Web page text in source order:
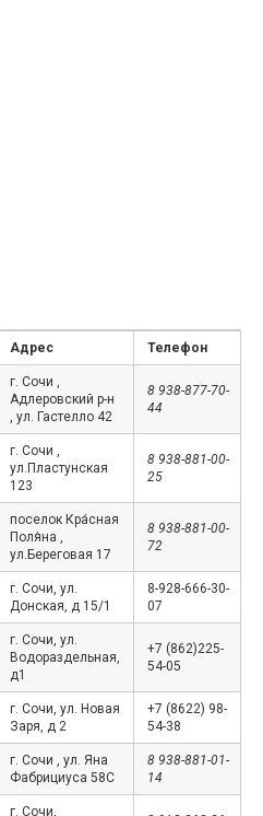
Адрес Телефон
г. Сочи ,
Адлеровский р-н
, ул. Гастелло 42
8 938-877-70-
44
г. Сочи ,
ул.Пластунская
123
8 938-881-00-
25
поселок Кра́сная
Поля́на ,
ул.Береговая 17
8 938-881-00-
72
г. Сочи, ул.
Донская, д 15/1
8-928-666-30-
07
г. Сочи, ул.
Водораздельная,
д1
+7 (862)225-
54-05
г. Сочи, ул. Новая
Заря, д 2
+7 (8622) 98-
54-38
г. Сочи , ул. Яна
Фабрициуса 58С
8 938-881-01-
14
г. Сочи,